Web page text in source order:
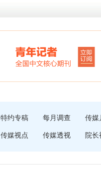
特约专稿 每月调查 传媒
传媒视点 传媒透视 院长